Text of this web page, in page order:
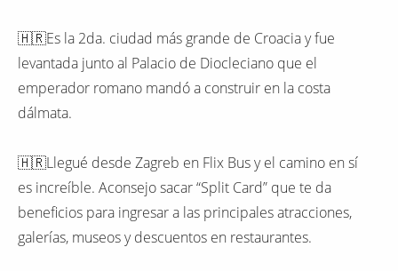
🇭🇷Es la 2da. ciudad más grande de Croacia y fue
levantada junto al Palacio de Diocleciano que el
emperador romano mandó a construir en la costa
dálmata.
🇭🇷Llegué desde Zagreb en Flix Bus y el camino en sí
es increíble. Aconsejo sacar “Split Card” que te da
beneficios para ingresar a las principales atracciones,
galerías, museos y descuentos en restaurantes.